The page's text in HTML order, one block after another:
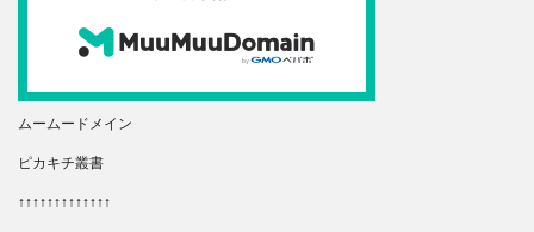
ムームードメイン
ピカキチ叢書
↑↑↑↑↑↑↑↑↑↑↑↑↑